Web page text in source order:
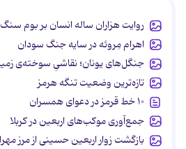
روایت هزاران ساله انسان بر بوم
اهرام مِروئه در سایه جنگ سودان
جنگل‌های یونان؛ نقاشیِ سوخته‌ی
تازه‌ترین وضعیت تنگه هرمز
۱۰ خط قرمز در دعوای همسران
جمع‌آوری موکب‌های اربعین در کربلا
بازگشت زوار اربعین حسینی از مرز